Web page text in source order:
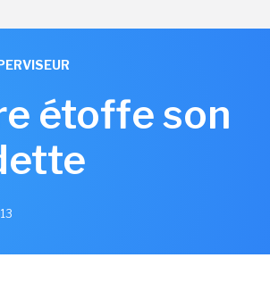
étoffe son